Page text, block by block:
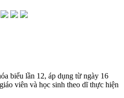
biểu lần 12, áp dụng từ ngày 16
viên và học sinh theo dĩ thực hiện